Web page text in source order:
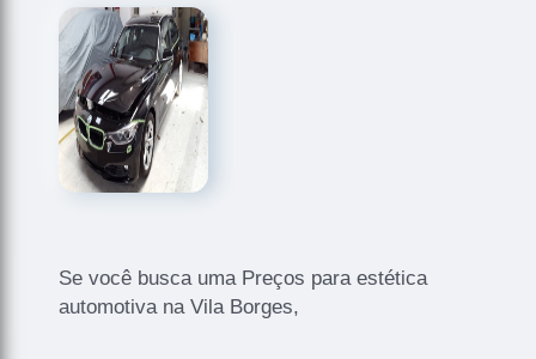
Se você busca uma Preços para estética
automotiva na Vila Borges,